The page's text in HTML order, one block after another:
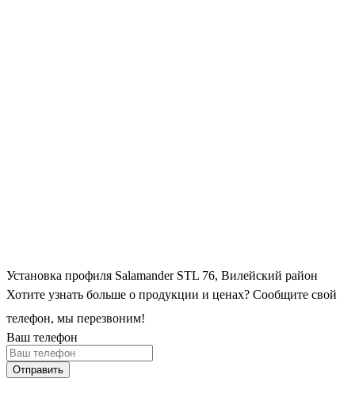
Установка профиля Salamander STL 76, Вилейский район
Хотите узнать больше о продукции и ценах? Сообщите свой
телефон, мы перезвоним!
Ваш телефон